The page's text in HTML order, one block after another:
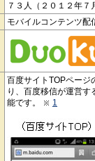
７３人（２０１２年７
モバイルコンテンツ配
百度サイトTOPページ
り、百度移信が運営
能です。
1